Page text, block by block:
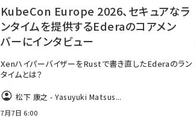
KubeCon Europe 2026、セキュアなラ
ンタイムを提供するEderaのコアメン
バーにインタビュー
XenハイパーバイザーをRustで書き直したEderaのラン
タイムとは？
松下 康之 - Yasuyuki Matsus...
7月7日 6:00